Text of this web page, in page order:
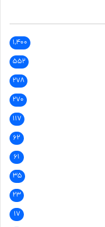
۱,۴۰۰
۵۵۲
۲۷۸
۲۷۰
۱۱۷
۶۲
۶۱
۳۵
۲۳
۱۷